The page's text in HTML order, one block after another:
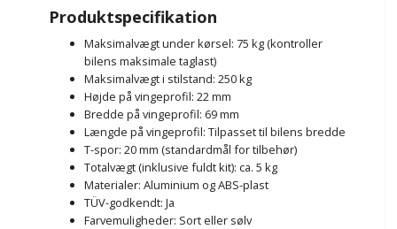
Produktspecifikation
Maksimalvægt under kørsel: 75 kg (kontroller
bilens maksimale taglast)
Maksimalvægt i stilstand: 250 kg
Højde på vingeprofil: 22 mm
Bredde på vingeprofil: 69 mm
Længde på vingeprofil: Tilpasset til bilens bredde
T-spor: 20 mm (standardmål for tilbehør)
Totalvægt (inklusive fuldt kit): ca. 5 kg
Materialer: Aluminium og ABS-plast
TÜV-godkendt: Ja
Farvemuligheder: Sort eller sølv